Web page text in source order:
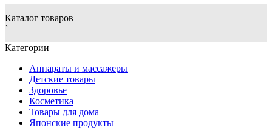
Каталог товаров
`
Категории
Аппараты и массажеры
Детские товары
Здоровье
Косметика
Товары для дома
Японские продукты